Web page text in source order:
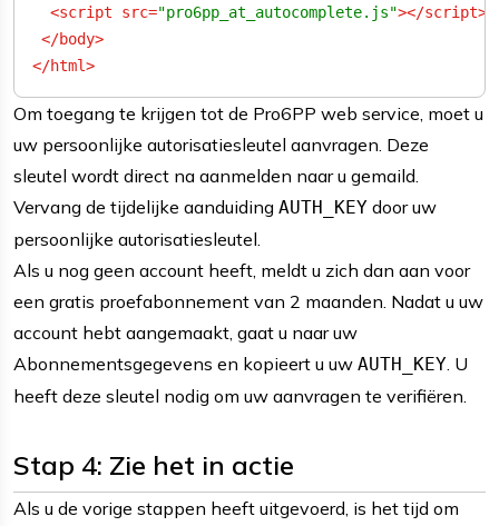
<script src="pro6pp_at_autocomplete.js"></script>
</body>
</html>
Om toegang te krijgen tot de Pro6PP web service, moet u
uw persoonlijke autorisatiesleutel aanvragen. Deze
sleutel wordt direct na aanmelden naar u gemaild.
Vervang de tijdelijke aanduiding AUTH_KEY door uw
persoonlijke autorisatiesleutel.
Als u nog geen account heeft, meldt u zich dan aan voor
een gratis proefabonnement van 2 maanden. Nadat u uw
account hebt aangemaakt, gaat u naar uw
Abonnementsgegevens en kopieert u uw AUTH_KEY . U
heeft deze sleutel nodig om uw aanvragen te verifiëren.
Stap 4: Zie het in actie
Als u de vorige stappen heeft uitgevoerd, is het tijd om